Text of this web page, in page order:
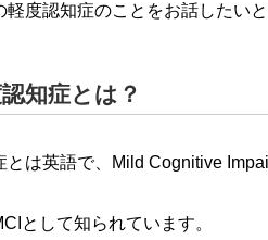
軽度認知症のことをお話したいと
知症とは？
とは英語で、Mild Cognitive
として知られています。